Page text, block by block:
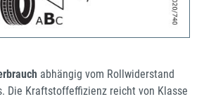
abhängig vom Rollwiderstand
Die Kraftstoffeffizienz reicht von Klasse